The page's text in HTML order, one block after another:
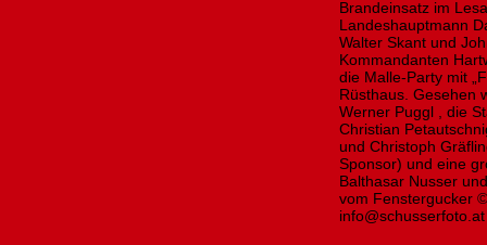
Brandeinsatz im
Landeshauptmann
Walter Skant und
Kommandanten
die Malle-Party mit
Rüsthaus. Gesehen
Werner Puggl , die
Christian
und Christoph
Sponsor) und eine
Balthasar Nusser
vom Fenstergucker